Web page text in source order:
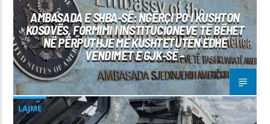
AMBASADA E SHBA-SË: NGËRÇI PO I KUSHTON
KOSOVËS, FORMIMI I INSTITUCIONEVE TË BËHET
NË PËRPUTHJE ME KUSHTETUTËN EDHE
VENDIMET E GJK-SË –
LAJME